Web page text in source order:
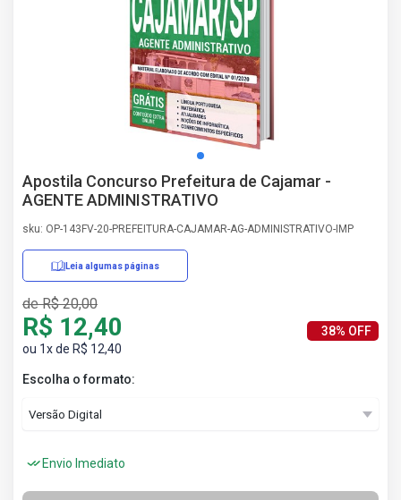
Apostila Concurso Prefeitura de Cajamar -
AGENTE ADMINISTRATIVO
sku: OP-143FV-20-PREFEITURA-CAJAMAR-AG-ADMINISTRATIVO-IMP
Leia algumas páginas
de R$ 20,00
R$ 12,40
ou 1x de R$ 12,40
38% OFF
Escolha o formato:
Envio Imediato